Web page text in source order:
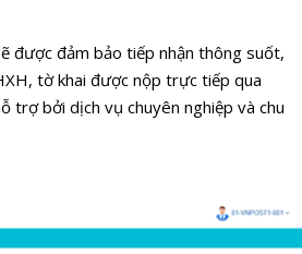
được đảm bảo tiếp nhận thông suốt,
tờ khai được nộp trực tiếp qua
trợ bởi dịch vụ chuyên nghiệp và chu